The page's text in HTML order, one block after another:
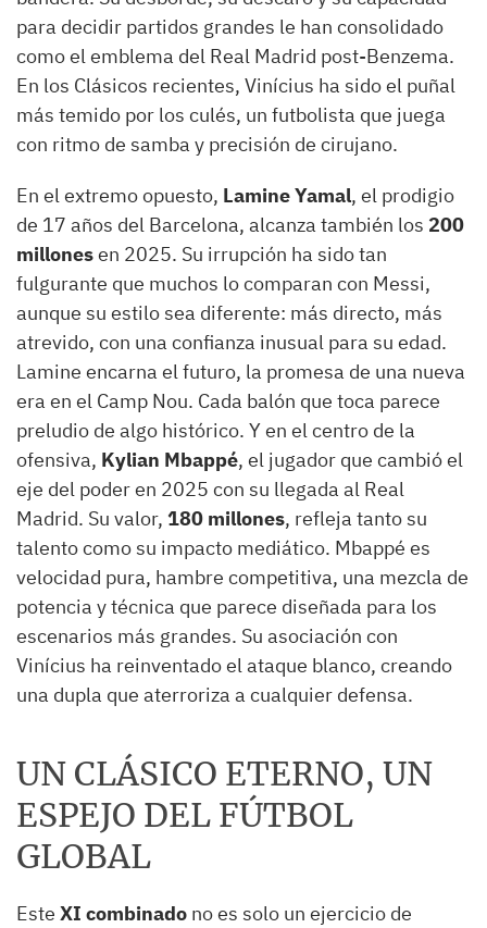
para decidir partidos grandes le han consolidado
como el emblema del Real Madrid post-Benzema.
En los Clásicos recientes, Vinícius ha sido el puñal
más temido por los culés, un futbolista que juega
con ritmo de samba y precisión de cirujano.
En el extremo opuesto, Lamine Yamal, el prodigio
de 17 años del Barcelona, alcanza también los 200
millonesen 2025. Su irrupción ha sido tan
fulgurante que muchos lo comparan con Messi,
aunque su estilo sea diferente: más directo, más
atrevido, con una confianza inusual para su edad.
Lamine encarna el futuro, la promesa de una nueva
era en el Camp Nou. Cada balón que toca parece
preludio de algo histórico. Y en el centro de la
ofensiva, Kylian Mbappé, el jugador que cambió el
eje del poder en 2025 con su llegada al Real
Madrid. Su valor, 180 millones, refleja tanto su
talento como su impacto mediático. Mbappé es
velocidad pura, hambre competitiva, una mezcla de
potencia y técnica que parece diseñada para los
escenarios más grandes. Su asociación con
Vinícius ha reinventado el ataque blanco, creando
una dupla que aterroriza a cualquier defensa.
UN CLÁSICO ETERNO, UN
ESPEJO DEL FÚTBOL
GLOBAL
Este XI combinado no es solo un ejercicio de